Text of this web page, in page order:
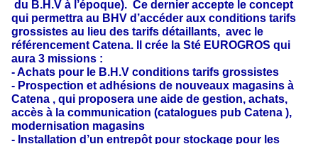
du B.H.V à l’époque). Ce dernier accepte le concept
qui permettra au BHV d’accéder aux conditions tarifs
grossistes au lieu des tarifs détaillants, avec le
référencement Catena. Il crée la Sté EUROGROS qui
aura 3 missions :
- Achats pour le B.H.V conditions tarifs grossistes
- Prospection et adhésions de nouveaux magasins à
Catena , qui proposera une aide de gestion, achats,
accès à la communication (catalogues pub Catena ),
modernisation magasins
- Installation d’un entrepôt pour stockage pour les